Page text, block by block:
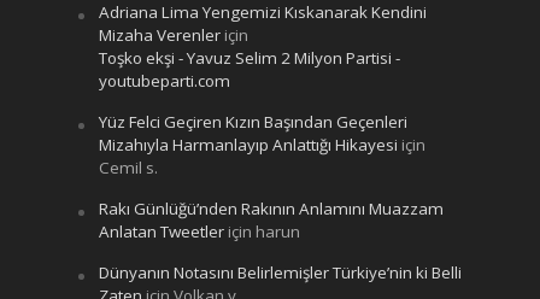
Adriana Lima Yengemizi Kıskanarak Kendini
Mizaha Verenleriçin
Toşko ekşi - Yavuz Selim 2 Milyon Partisi -
youtubeparti.com
Yüz Felci Geçiren Kızın Başından Geçenleri
Mizahıyla Harmanlayıp Anlattığı Hikayesi için
Cemil s.
Rakı Günlüğü’nden Rakının Anlamını Muazzam
Anlatan Tweetleriçin harun
Dünyanın Notasını Belirlemişler Türkiye’nin ki Belli